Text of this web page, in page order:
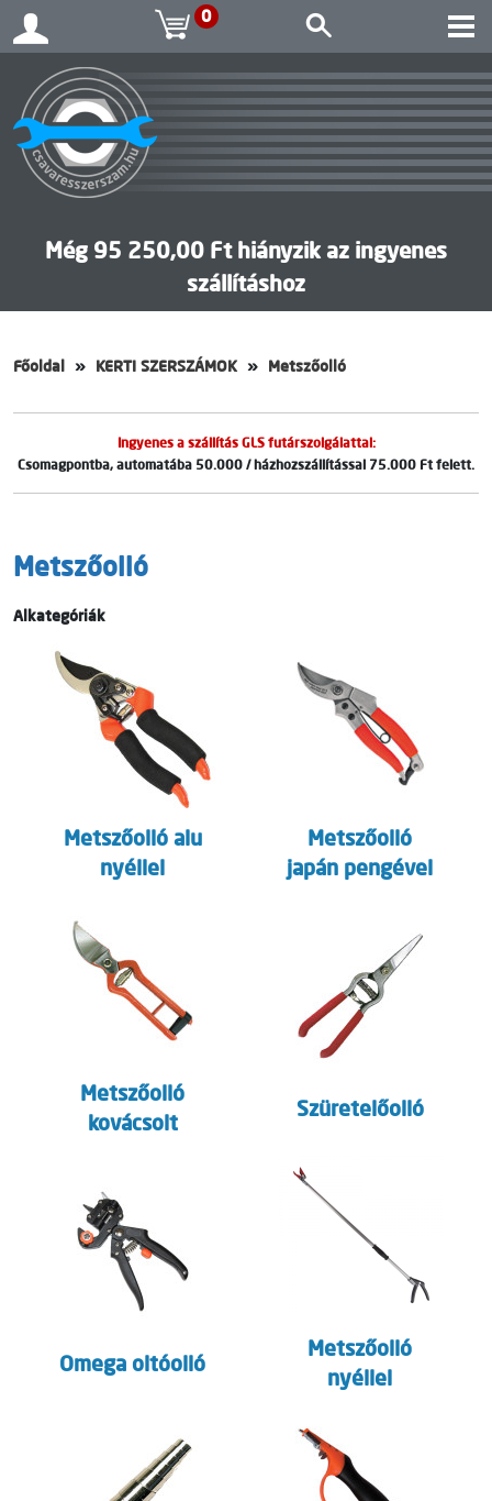
0
Még 95 250,00 Ft hiányzik az ingyenes
szállításhoz
Főoldal KERTI SZERSZÁMOK Metszőolló
Ingyenes a szállítás GLS futárszolgálattal:
Csomagpontba, automatába 50.000 / házhozszállítással 75.000 Ft felett.
Metszőolló
Alkategóriák
Metszőolló alu
nyéllel
Metszőolló
japán pengével
Metszőolló
kovácsolt
Szüretelőolló
Omega oltóolló
Metszőolló
nyéllel